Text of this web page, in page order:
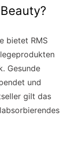
bietet RMS
Gesunde
und
gilt das